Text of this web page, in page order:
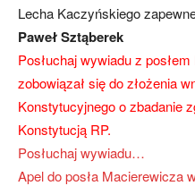
Lecha Kaczyńskiego
Paweł Sztąberek
Posłuchaj wywiadu z
zobowiązał się do złożenia
Konstytucyjnego o zbadanie
Konstytucją RP.
Posłuchaj wywiadu…
Apel do posła Macierewicza